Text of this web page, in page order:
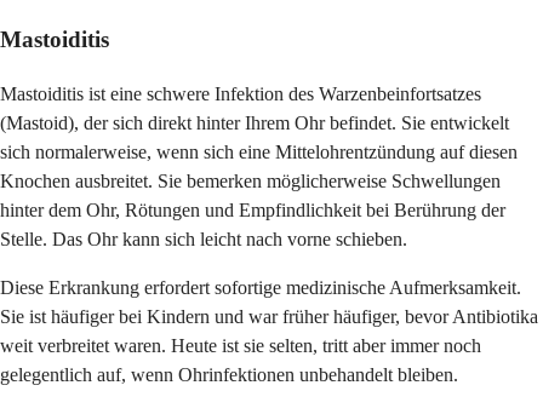
Mastoiditis
Mastoiditis ist eine schwere Infektion des Warzenbeinfortsatzes
(Mastoid), der sich direkt hinter Ihrem Ohr befindet. Sie entwickelt
sich normalerweise, wenn sich eine Mittelohrentzündung auf diesen
Knochen ausbreitet. Sie bemerken möglicherweise Schwellungen
hinter dem Ohr, Rötungen und Empfindlichkeit bei Berührung der
Stelle. Das Ohr kann sich leicht nach vorne schieben.
Diese Erkrankung erfordert sofortige medizinische Aufmerksamkeit.
Sie ist häufiger bei Kindern und war früher häufiger, bevor Antibiotika
weit verbreitet waren. Heute ist sie selten, tritt aber immer noch
gelegentlich auf, wenn Ohrinfektionen unbehandelt bleiben.